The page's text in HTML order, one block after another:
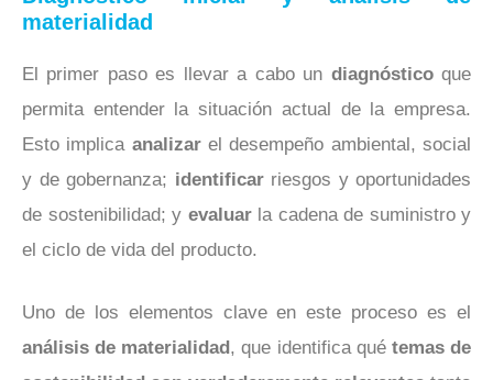
materialidad
El primer paso es llevar a cabo un diagnósticoque
permita entender la situación actual de la empresa.
Esto implica analizarel desempeño ambiental, social
y de gobernanza; identificar riesgos y oportunidades
de sostenibilidad; y evaluarla cadena de suministro y
el ciclo de vida del producto.
Uno de los elementos clave en este proceso es el
análisis de materialidad , que identifica qué temas de